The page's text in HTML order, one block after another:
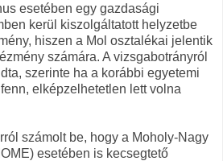
esetében egy gazdasági
kerül kiszolgáltatott helyzetbe
hiszen a Mol osztalékai jelentik
számára. A vizsgabotrányról
szerinte ha a korábbi egyetemi
elképzelhetetlen lett volna
számolt be, hogy a Moholy-Nagy
esetében is kecsegtető